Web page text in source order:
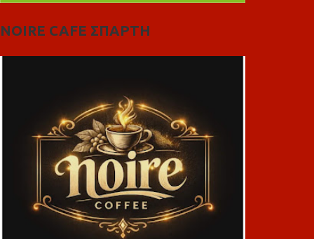
NOIRE CAFE ΣΠΑΡΤΗ